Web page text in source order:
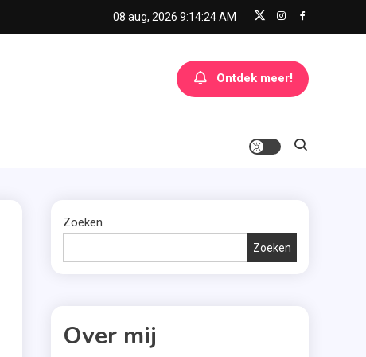
08 aug, 2026 9:14:24 AM
Ontdek meer!
Zoeken
Zoeken
Over mij